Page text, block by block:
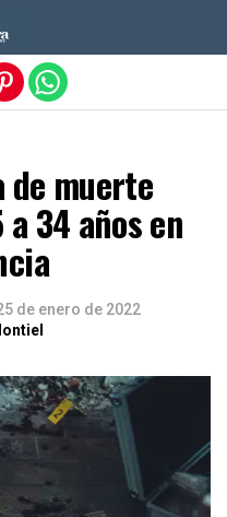
de muerte
34 años en
de enero de 2022
móvil